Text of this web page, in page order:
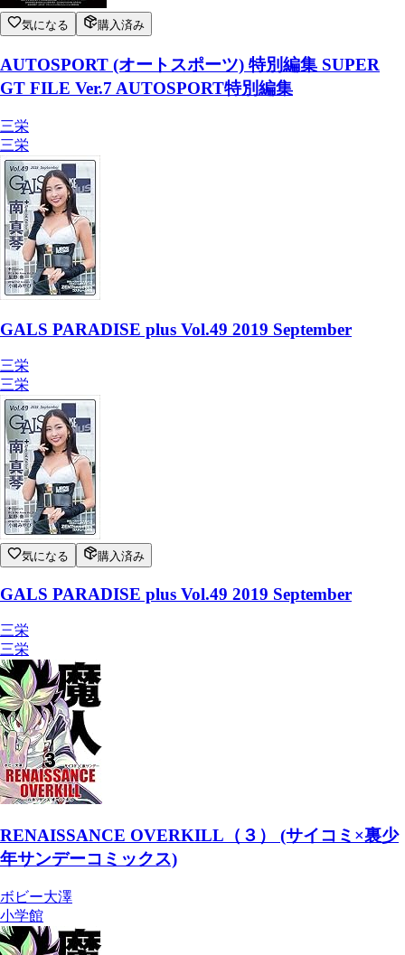
気になる 購入済み
AUTOSPORT (オートスポーツ) 特別編集 SUPER
GT FILE Ver.7 AUTOSPORT特別編集
三栄
三栄
GALS PARADISE plus Vol.49 2019 September
三栄
三栄
気になる 購入済み
GALS PARADISE plus Vol.49 2019 September
三栄
三栄
RENAISSANCE OVERKILL（３） (サイコミ×裏少
年サンデーコミックス)
ボビー大澤
小学館